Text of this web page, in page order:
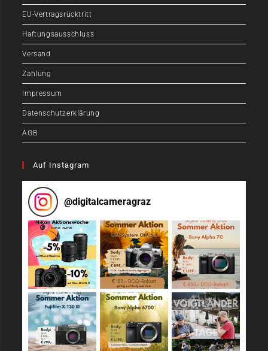
EU-Vertragsrücktritt
Haftungsausschluss
Versand
Zahlung
Impressum
Datenschutzerklärung
AGB
Auf Instagram
@digitalcameragraz